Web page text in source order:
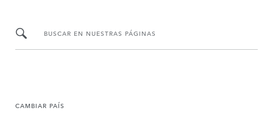
BUSCAR EN NUESTRAS PÁGINAS
CAMBIAR PAÍS